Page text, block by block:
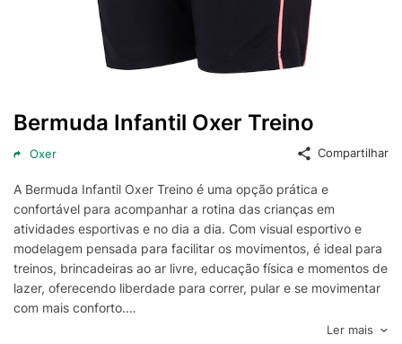
Bermuda Infantil Oxer Treino
Oxer Compartilhar
A Bermuda Infantil Oxer Treino é uma opção prática e
confortável para acompanhar a rotina das crianças em
atividades esportivas e no dia a dia. Com visual esportivo e
modelagem pensada para facilitar os movimentos, é ideal para
treinos, brincadeiras ao ar livre, educação física e momentos de
lazer, oferecendo liberdade para correr, pular e se movimentar
com mais conforto.
Versátil e fácil de combinar com camisetas, regatas e tênis, a
Ler mais